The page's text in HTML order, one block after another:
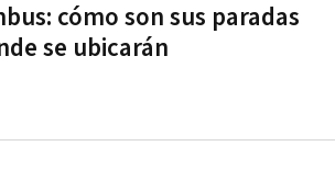
cómo son sus paradas
se ubicarán